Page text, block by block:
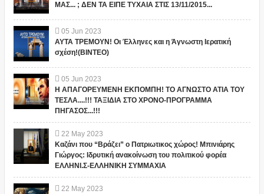
ΜΑΣ... ; ΔΕΝ ΤΑ ΕΙΠΕ ΤΥΧΑΙΑ ΣΤΙΣ 13/11/2015...
05 Jun 2023
ΑΥΤΑ ΤΡΕΜΟΥΝ! Οι Έλληνες και η Άγνωστη Ιερατική
σχέση!(ΒΙΝΤΕΟ)
05 Jun 2023
Η ΑΠΑΓΟΡΕΥΜΕΝΗ ΕΚΠΟΜΠΗ! ΤΟ ΑΓΝΩΣΤΟ ΑΤΙΑ ΤΟΥ
ΤΕΣΛΑ....!!! ΤΑΞΙΔΙΑ ΣΤΟ ΧΡΟΝΟ-ΠΡΟΓΡΑΜΜΑ
ΠΗΓΑΣΟΣ...!!!
22 May 2023
Καζάνι που “Βράζει” ο Πατριωτικος χώρος! Μπινιάρης
Γιώργος: Ιδρυτική ανακοίνωση του πολιτικού φορέα
ΕΛΛΗΝΙ.Σ-ΕΛΛΗΝΙΚΗ ΣΥΜΜΑΧΙΑ
22 May 2023